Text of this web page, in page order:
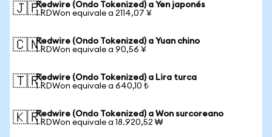
🇯🇵Redwire (Ondo Tokenized) a Yen japonés
1 RDWon equivale a 2114,07 ¥
🇨🇳Redwire (Ondo Tokenized) a Yuan chino
1 RDWon equivale a 90,56 ¥
🇹🇷Redwire (Ondo Tokenized) a Lira turca
1 RDWon equivale a 640,10 ₺
🇰🇷Redwire (Ondo Tokenized) a Won surcoreano
1 RDWon equivale a 18.920,52 ₩